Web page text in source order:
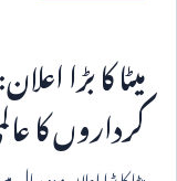
میٹا کا بڑا
کرداروں کا